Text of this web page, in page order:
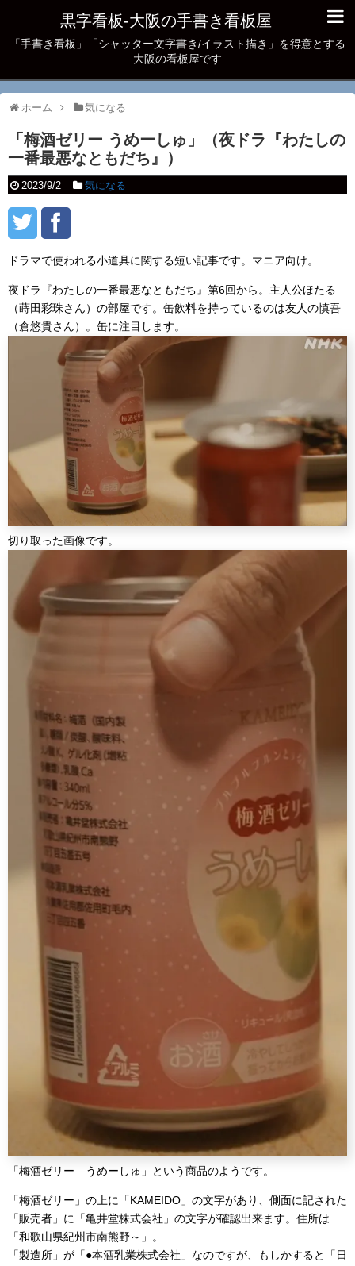
黒字看板‐大阪の手書き看板屋
「手書き看板」「シャッター文字書き/イラスト描き」を得意とする
大阪の看板屋です
ホーム 気になる
「梅酒ゼリー うめーしゅ」（夜ドラ『わたしの
一番最悪なともだち』）
2023/9/2 気になる
ドラマで使われる小道具に関する短い記事です。マニア向け。
夜ドラ『わたしの一番最悪なともだち』第6回から。主人公ほたる
（蒔田彩珠さん）の部屋です。缶飲料を持っているのは友人の慎吾
（倉悠貴さん）。缶に注目します。
切り取った画像です。
「梅酒ゼリー うめーしゅ」という商品のようです。
「梅酒ゼリー」の上に「KAMEIDO」の文字があり、側面に記された
「販売者」に「亀井堂株式会社」の文字が確認出来ます。住所は
「和歌山県紀州市南熊野～」。
「製造所」が「●本酒乳業株式会社」なのですが、もしかすると「日